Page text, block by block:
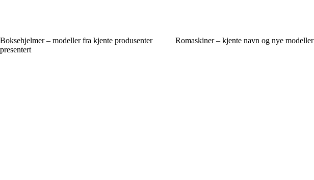
Boksehjelmer – modeller fra kjente produsenter
presentert
Romaskiner – kjente navn og nye modeller